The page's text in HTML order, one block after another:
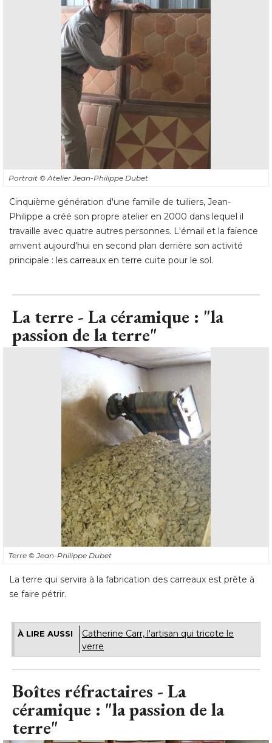
Portrait © Atelier Jean-Philippe Dubet
Cinquième génération d'une famille de tuiliers, Jean-
Philippe a créé son propre atelier en 2000 dans lequel il
travaille avec quatre autres personnes. L'émail et la faïence
arrivent aujourd'hui en second plan derrière son activité
principale : les carreaux en terre cuite pour le sol.
La terre - La céramique : "la
passion de la terre"
Terre © Jean-Philippe Dubet
La terre qui servira à la fabrication des carreaux est prête à
se faire pétrir.
À LIRE AUSSI
Catherine Carr, l'artisan qui tricote le
verre
Boîtes réfractaires - La
céramique : "la passion de la
terre"